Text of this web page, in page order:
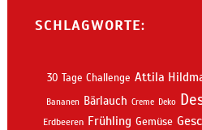
SCHLAGWORTE:
30 Tage Challenge Attila
Bananen Bärlauch Creme Deko
Erdbeeren Frühling Gemüse